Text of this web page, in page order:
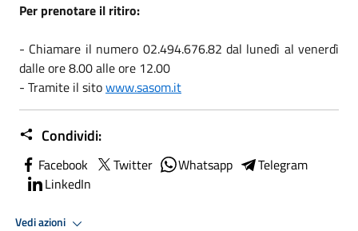
Per prenotare il ritiro:
- Chiamare il numero 02.494.676.82 dal lunedì al venerdì
dalle ore 8.00 alle ore 12.00
- Tramite il sitowww.sasom.it
Condividi:
Facebook Twitter Whatsapp
Telegram
LinkedIn
Vedi azioni